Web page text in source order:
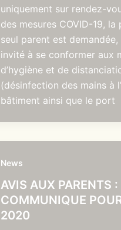
uniquement sur rendez-
des mesures COVID-19, la
seul parent est
invité à se conformer aux
d’hygiène et de
(désinfection des mains à
bâtiment ainsi que le port
News
AVIS AUX PARENTS :
COMMUNIQUE
2020